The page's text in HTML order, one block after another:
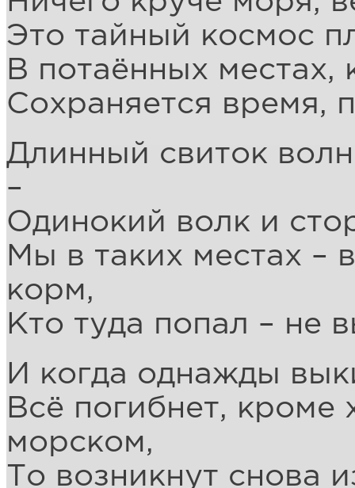
Это тайный космос
В потаённых местах,
Сохраняется время,
Длинный свиток
–
Одинокий волк и
Мы в таких местах –
корм,
Кто туда попал – не
И когда однажды
Всё погибнет,
морском,
То возникнут снова